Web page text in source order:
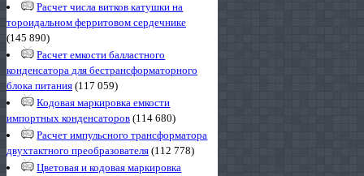
Расчет числа витков катушки на
тороидальном ферритовом сердечнике
(145 890)
Расчет емкости балластного
конденсатора для бестрансформаторного
блока питания (117 059)
Кодовая маркировка емкости
импортных конденсаторов (114 680)
Расчет импульсного трансформатора
двухтактного преобразователя (112 778)
Цветовая и кодовая маркировка